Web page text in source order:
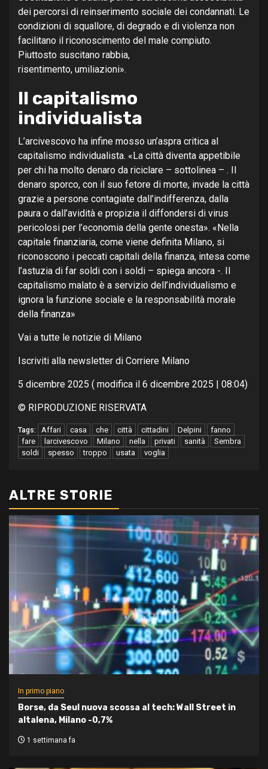
dei percorsi di reinserimento sociale dei condannati. Le
condizioni di squallore, di degrado e di violenza non
facilitano il riconoscimento del male compiuto.
Piuttosto suscitano rabbia,
risentimento, umiliazioni».
Il capitalismo
individualista
L’arcivescovo ha infine mosso un’aspra critica al
capitalismo individualista. «La città diventa appetibile
per chi ha molto denaro da riciclare – sottolinea – . Il
denaro sporco, con il suo fetore di morte, invade la città
grazie a persone contagiate dall’indifferenza, dalla
paura o dall’avidità e propizia il diffondersi di virus
pericolosi per l’economia della gente onesta». «Nella
capitale finanziaria, come viene definita Milano, si
riconoscono i peccati capitali della finanza, intesa come
l’astuzia di far soldi con i soldi – spiega ancora -. Il
capitalismo malato è a servizio dell’individualismo e
ignora la funzione sociale e la responsabilità morale
della finanza»
Vai a tutte le notizie di Milano
Iscriviti alla newsletter di Corriere Milano
5 dicembre 2025 ( modifica il 6 dicembre 2025 | 08:04)
© RIPRODUZIONE RISERVATA
Tags: Affari casa che città cittadini Delpini
fanno
fare
larcivescovo Milano nella privati sanità
Sembra
soldi
spesso troppo usata voglia
ALTRE STORIE
In primo piano
Borse, da Seul nuova scossa al tech: Wall Street in
altalena, Milano -0,7%
1 settimana fa